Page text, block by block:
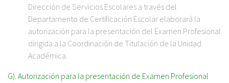
Dirección de Servicios Escolares a través del
Departamento de Certificación Escolar elaborará la
autorización para la presentación del Examen Profesional
dirigida a la Coordinación de Titulación de la Unidad
Académica.
G). Autorización para la presentación de Examen Profesional